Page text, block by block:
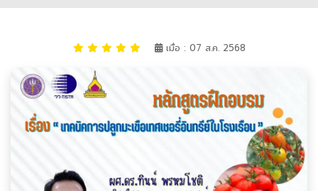
เมื่อ : 07 ส.ค. 2568